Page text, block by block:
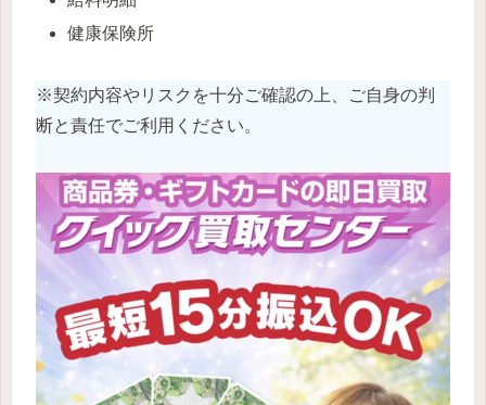
健康保険所
※契約内容やリスクを十分ご確認の上、ご自身の判
断と責任でご利用ください。